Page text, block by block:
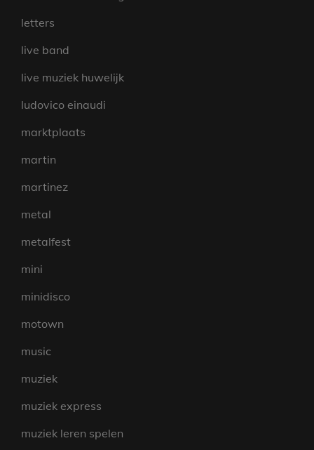
letters
live band
live muziek huwelijk
ludovico einaudi
marktplaats
martin
martinez
metal
metalfest
mini
minidisco
motown
music
muziek
muziek express
muziek leren spelen